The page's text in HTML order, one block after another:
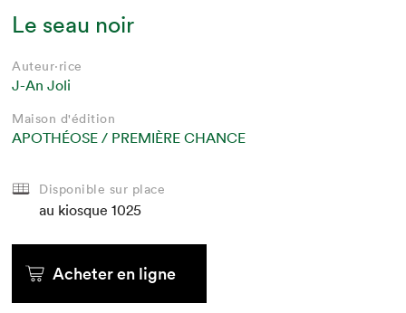
Le seau noir
Auteur·rice
J-An Joli
Maison d'édition
APOTHÉOSE / PREMIÈRE CHANCE
Disponible sur place
au kiosque 1025
Acheter en ligne